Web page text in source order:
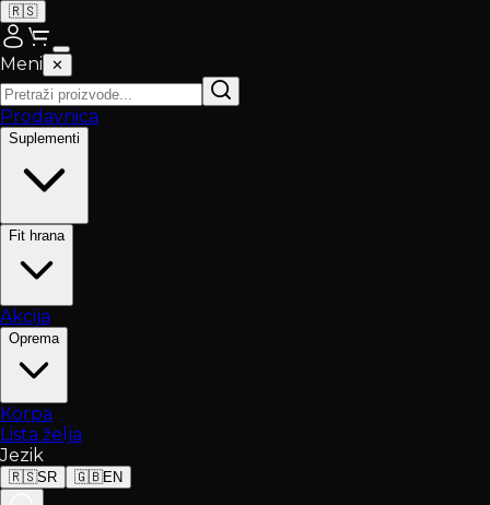
🇷🇸
Meni ✕
Prodavnica
Suplementi
Fit hrana
Akcija
Oprema
Korpa
Lista želja
Jezik
🇷🇸SR 🇬🇧EN